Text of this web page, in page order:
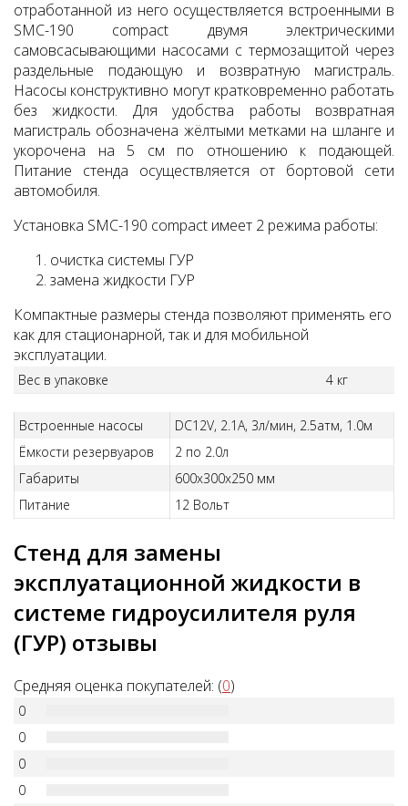
отработанной из него осуществляется встроенными в
SMC-190 compact двумя электрическими
самовсасывающими насосами с термозащитой через
раздельные подающую и возвратную магистраль.
Насосы конструктивно могут кратковременно работать
без жидкости. Для удобства работы возвратная
магистраль обозначена жёлтыми метками на шланге и
укорочена на 5 см по отношению к подающей.
Питание стенда осуществляется от бортовой сети
автомобиля.
Установка SMC-190 compact имеет 2 режима работы:
очистка системы ГУР
замена жидкости ГУР
Компактные размеры стенда позволяют применять его
как для стационарной, так и для мобильной
эксплуатации.
Вес в упаковке 4 кг
Встроенные насосы
DC12V, 2.1А, 3л/мин, 2.5атм, 1.0м
Ёмкости резервуаров
2 по 2.0л
Габариты
600х300х250 мм
Питание
12 Вольт
Стенд для замены
эксплуатационной жидкости в
системе гидроусилителя руля
(ГУР) отзывы
Средняя оценка покупателей: (0)
0
0
0
0